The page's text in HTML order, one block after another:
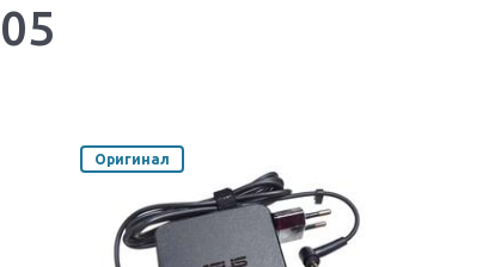
Оригинал